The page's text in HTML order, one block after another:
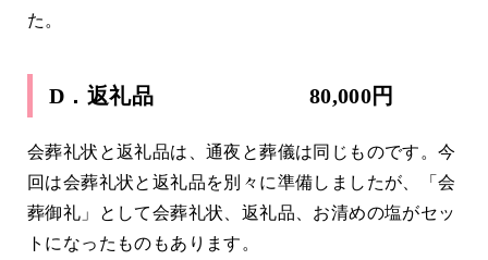
た。
D．返礼品 80,000円
会葬礼状と返礼品は、通夜と葬儀は同じものです。今
回は会葬礼状と返礼品を別々に準備しましたが、「会
葬御礼」として会葬礼状、返礼品、お清めの塩がセッ
トになったものもあります。